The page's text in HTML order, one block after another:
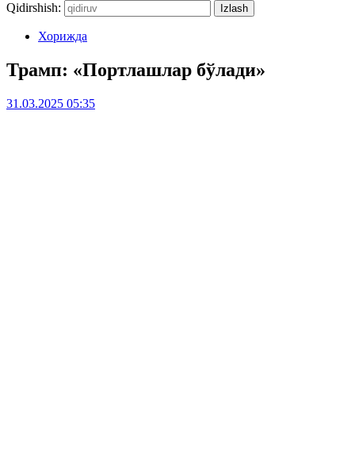
Qidirshish:
Хорижда
Трамп: «Портлашлар бўлади»
31.03.2025 05:35